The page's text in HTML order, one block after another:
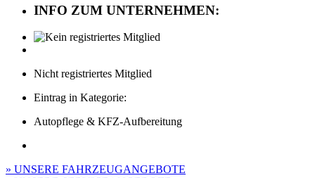
INFO ZUM UNTERNEHMEN:
Nicht registriertes Mitglied
Eintrag in Kategorie:
Autopflege & KFZ-Aufbereitung
» UNSERE FAHRZEUGANGEBOTE